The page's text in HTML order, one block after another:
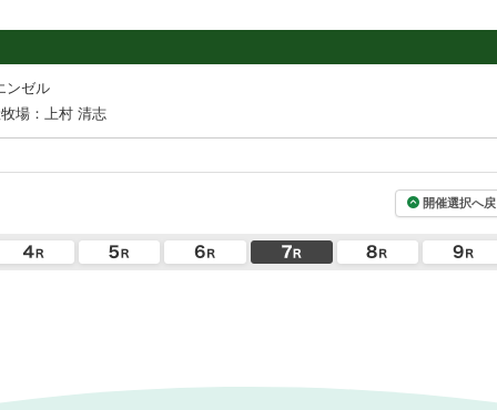
ンゼル
場：上村 清志
開催選択へ